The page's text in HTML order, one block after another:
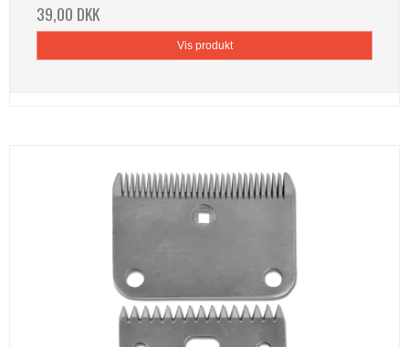
39,00 DKK
Vis produkt